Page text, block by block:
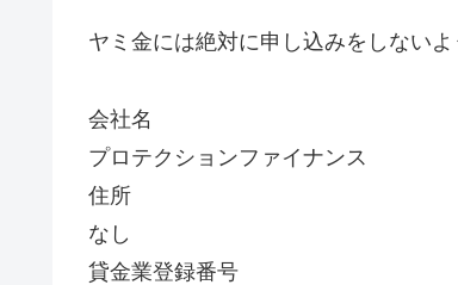
ヤミ金には絶対に申し込みをしないよ
会社名
プロテクションファイナンス
住所
なし
貸金業登録番号